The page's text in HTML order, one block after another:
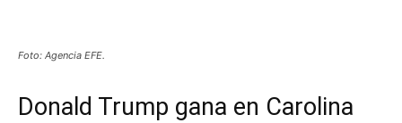
Foto: Agencia EFE.
Donald Trump gana en Carolina